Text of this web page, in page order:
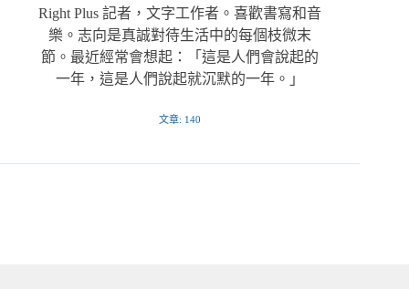
Right Plus 記者，文字工作者。喜歡書寫和音
樂。志向是真誠對待生活中的每個枝微末
節。最近經常會想起：「這是人們會說起的
一年，這是人們說起就沉默的一年。」
文章: 140